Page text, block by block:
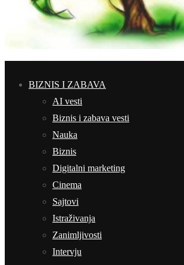
BIZNIS I ZABAVA
AI vesti
Biznis i zabava vesti
Nauka
Biznis
Digitalni marketing
Cinema
Sajtovi
Istraživanja
Zanimljivosti
Intervju